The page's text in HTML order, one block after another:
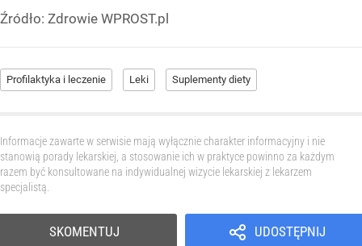
Źródło: Zdrowie WPROST.pl
Profilaktyka i leczenie Leki Suplementy diety
Informacje zawarte w serwisie mają wyłącznie charakter informacyjny i nie
stanowią porady lekarskiej, a stosowanie ich w praktyce powinno za każdym
razem być konsultowane na indywidualnej wizycie lekarskiej z lekarzem
specjalistą.
UDOSTĘPNIJ
SKOMENTUJ